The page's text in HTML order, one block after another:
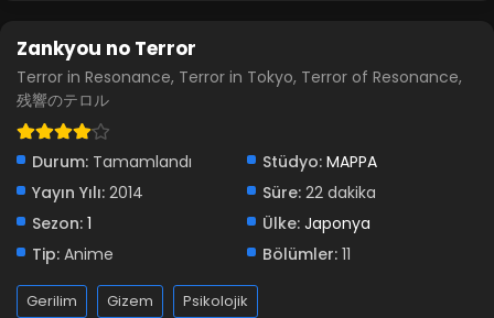
Zankyou no Terror
Terror in Resonance, Terror in Tokyo, Terror of Resonance,
残響のテロル
Durum: Tamamlandı Stüdyo: MAPPA
Yayın Yılı: 2014 Süre: 22 dakika
Sezon: 1 Ülke: Japonya
Tip: Anime Bölümler: 11
Gerilim Gizem Psikolojik